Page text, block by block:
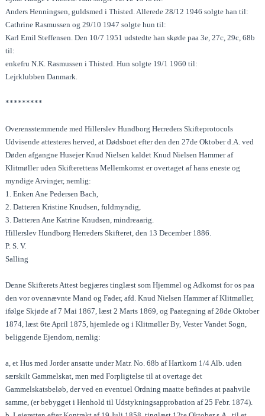
Anders Henningsen, guldsmed i Thisted. Allerede 28/12 1946 solgte han til:
Cathrine Rasmussen og 29/10 1947 solgte hun til:
Karl Emil Steffensen. Den 10/7 1951 udstedte han skøde paa 3e, 27c, 29c, 68b
til:
enkefru N.K. Rasmussen i Thisted. Hun solgte 19/1 1960 til:
Lejrklubben Danmark.
*********
Overensstemmende med Hillerslev Hundborg Herreders Skifteprotocols
Udvisende attesteres herved, at Dødsboet efter den den 27de Oktober d.A. ved
Døden afgangne Husejer Knud Nielsen kaldet Knud Nielsen Hammer af
Klitmøller uden Skifterettens Mellemkomst er overtaget af hans eneste og
myndige Arvinger, nemlig:
1. Enken Ane Pedersen Bach,
2. Datteren Kristine Knudsen, fuldmyndig,
3. Datteren Ane Katrine Knudsen, mindreaarig.
Hillerslev Hundborg Herreders Skifteret, den 13 December 1886.
P. S. V.
Salling
Denne Skifterets Attest begjæres tinglæst som Hjemmel og Adkomst for os paa
den vor ovennævnte Mand og Fader, afd. Knud Nielsen Hammer af Klitmøller,
ifølge Skjøde af 7 Mai 1867, læst 2 Marts 1869, og Paategning af 28de Oktober
1874, læst 6te April 1875, hjemlede og i Klitmøller By, Vester Vandet Sogn,
beliggende Ejendom, nemlig:
a, et Hus med Jorder ansatte under Matr. No. 68b af Hartkorn 1/4 Alb. uden
særskilt Gammelskat, men med Forpligtelse til at overtage det
Gammelskatsbeløb, der ved en eventuel Ordning maatte befindes at paahvile
samme, (er bebygget i Henhold til Udstykningsapprobation af 25 Febr. 1874).